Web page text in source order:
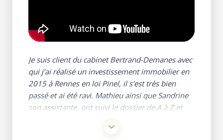
Je suis client du cabinet Bertrand-Demanes avec
qui j’ai réalisé un investissement immobilier en
2015 à Rennes en loi Pinel, il s’est très bien
passé et ai été ravi. Mathieu ainsi que Sandrine
son assistante, ont suivi le dossier de A à Z et
m’ont accompagné tout au long de ma